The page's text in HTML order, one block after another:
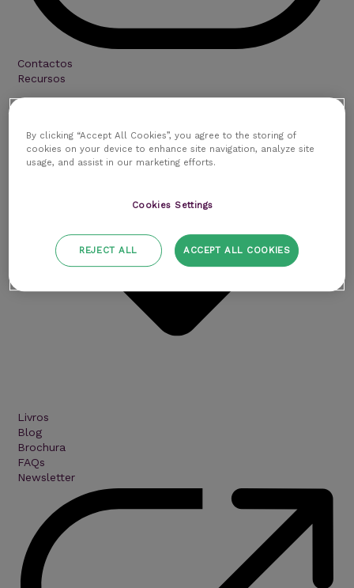
Contactos
Recursos
Livros
Blog
Brochura
FAQs
Newsletter
By clicking “Accept All Cookies”, you agree to the storing of
cookies on your device to enhance site navigation, analyze site
usage, and assist in our marketing efforts.
Cookies Settings
REJECT ALL ACCEPT ALL COOKIES